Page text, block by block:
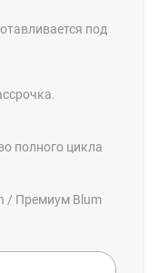
под
полного цикла
/ Премиум Blum